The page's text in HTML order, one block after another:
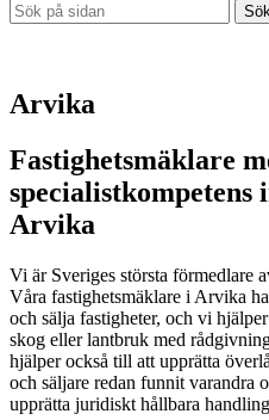
Sök
Arvika
Fastighetsmäklare
specialistkompetens
Arvika
Vi är Sveriges största förmedlare
Våra fastighetsmäklare i Arvika
och sälja fastigheter, och vi
skog eller lantbruk med
hjälper också till att upprätta
och säljare redan funnit varandra
upprätta juridiskt hållbara